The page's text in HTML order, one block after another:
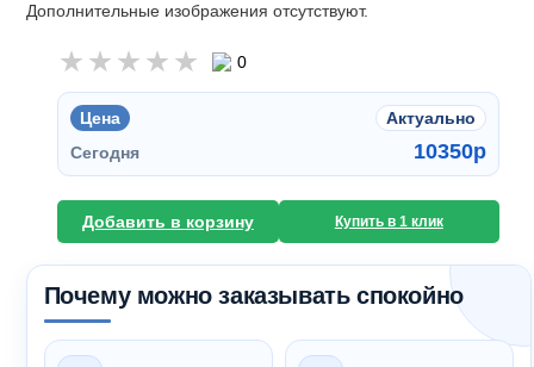
Дополнительные изображения отсутствуют.
0
Цена
Актуально
Сегодня
10350p
Добавить в корзину Купить в 1 клик
Почему можно заказывать спокойно